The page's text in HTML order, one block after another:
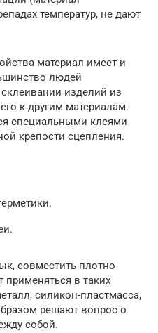
температур, не дают
материал имеет и
людей
изделий из
к другим материалам.
специальными клеями
крепости сцепления.
совместить плотно
применяться в таких
силикон-пластмасса,
решают вопрос о
собой.